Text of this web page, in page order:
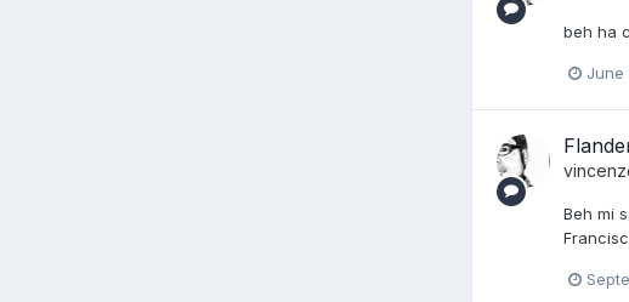
beh ha
June
Beh mi